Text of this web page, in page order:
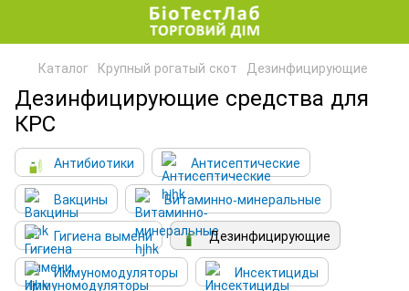
Каталог Крупный рогатый скот Дезинфицирующие
Дезинфицирующие средства для
КРС
Антибиотики
Антисептические
Вакцины
Витаминно-минеральные
Гигиена вымени
Дезинфицирующие
Иммуномодуляторы
Инсектициды